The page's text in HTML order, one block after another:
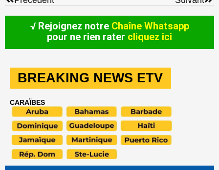
√ Rejoignez notre Chaîne Whatsapp
pour ne rien rater cliquez ici
BREAKING NEWS ETV
CARAÏBES